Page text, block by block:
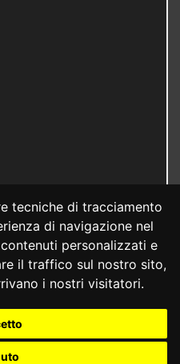
tecniche di tracciamento
di navigazione nel
personalizzati e
il traffico sul nostro sito,
i nostri visitatori.